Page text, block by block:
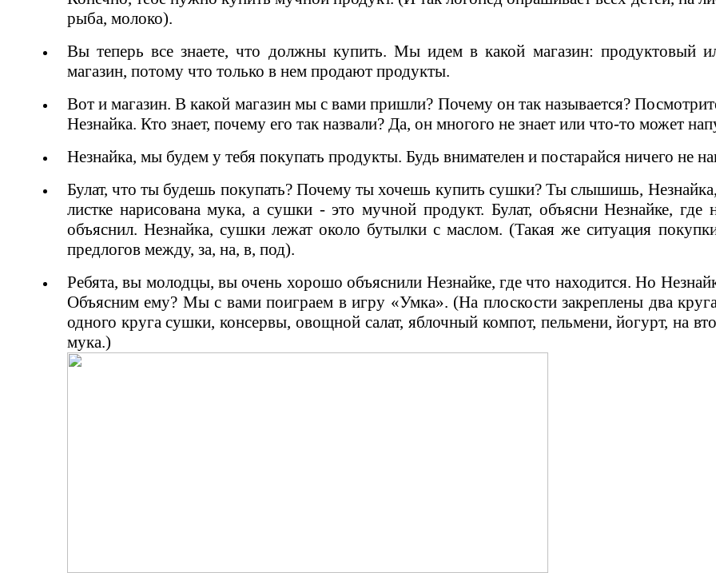
рыба, молоко).
Вы теперь все знаете, что должны купить. Мы идем в какой магазин: продуктовый
магазин, потому что только в нем продают продукты.
Вот и магазин. В какой магазин мы с вами пришли? Почему он так называется?
Незнайка. Кто знает, почему его так назвали? Да, он многого не знает или что-то может
Незнайка, мы будем у тебя покупать продукты. Будь внимателен и постарайся ничего не
Булат, что ты будешь покупать? Почему ты хочешь купить сушки? Ты слышишь,
листке нарисована мука, а сушки - это мучной продукт. Булат, объясни Незнайке,
объяснил. Незнайка, сушки лежат около бутылки с маслом. (Такая же ситуация
предлогов между, за, на, в, под).
Ребята, вы молодцы, вы очень хорошо объяснили Незнайке, где что находится. Но
Объясним ему? Мы с вами поиграем в игру «Умка». (На плоскости закреплены два
одного круга сушки, консервы, овощной салат, яблочный компот, пельмени, йогурт, на
мука.)